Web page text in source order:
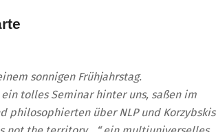
sonnigen Frühjahrstag.
tolles Seminar hinter uns, saßen im
philosophierten über NLP und Korzybskis